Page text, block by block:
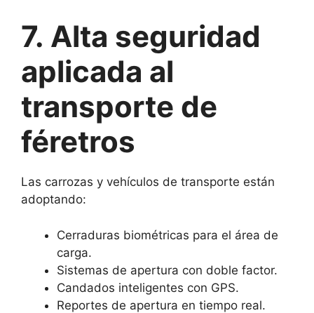
7. Alta seguridad
aplicada al
transporte de
féretros
Las carrozas y vehículos de transporte están
adoptando:
Cerraduras biométricas para el área de
carga.
Sistemas de apertura con doble factor.
Candados inteligentes con GPS.
Reportes de apertura en tiempo real.